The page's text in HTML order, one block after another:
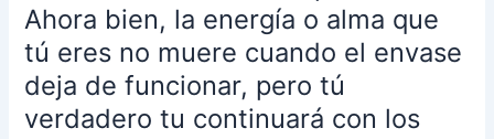
Ahora bien, la energía o alma que
tú eres no muere cuando el envase
deja de funcionar, pero tú
verdadero tu continuará con los
En
mi
sueño
estaba